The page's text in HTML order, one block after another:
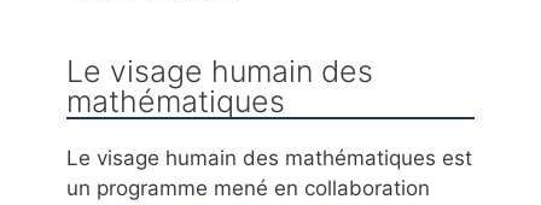
Le visage humain des
mathématiques
Le visage humain des mathématiques est
un programme mené en collaboration